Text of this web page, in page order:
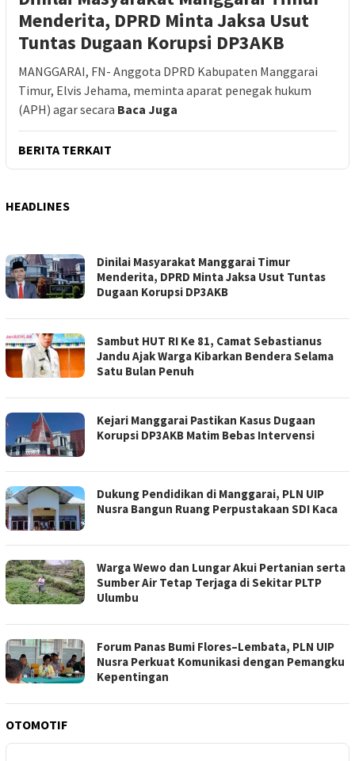
Menderita, DPRD Minta Jaksa Usut
Tuntas Dugaan Korupsi DP3AKB
MANGGARAI, FN- Anggota DPRD Kabupaten Manggarai
Timur, Elvis Jehama, meminta aparat penegak hukum
(APH) agar secara Baca Juga
BERITA TERKAIT
HEADLINES
FOKUSNTT.COM
Dinilai Masyarakat Manggarai Timur
Menderita, DPRD Minta Jaksa Usut Tuntas
Dugaan Korupsi DP3AKB
Sambut HUT RI Ke 81, Camat Sebastianus
Jandu Ajak Warga Kibarkan Bendera Selama
Satu Bulan Penuh
Kejari Manggarai Pastikan Kasus Dugaan
Korupsi DP3AKB Matim Bebas Intervensi
Dukung Pendidikan di Manggarai, PLN UIP
Nusra Bangun Ruang Perpustakaan SDI Kaca
Warga Wewo dan Lungar Akui Pertanian serta
Sumber Air Tetap Terjaga di Sekitar PLTP
Ulumbu
Forum Panas Bumi Flores–Lembata, PLN UIP
Nusra Perkuat Komunikasi dengan Pemangku
Kepentingan
OTOMOTIF